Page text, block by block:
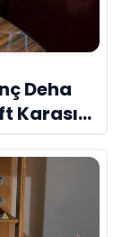
Deha
Karası